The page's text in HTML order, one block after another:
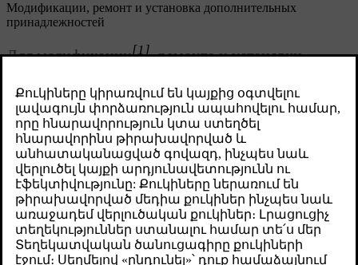
Թարմացված 28.10.2024
Модификации, ремонт и установка дополнительных
принадлежностей
Для модификации[1], ремонта и установки
оборудования нужны надлежащие знания, а
также высокое качество деталей и работы. Иначе
это может привести к нарушениям в работе
автомобиля и снизить его безопасность. Прежде
чем вносить какие-либо изменения в свой
автомобиль, обратитесь к дилеру Volvo.
Для внесения любых изменений[2]в автомобиль Volvo
настоятельно рекомендует следующее: